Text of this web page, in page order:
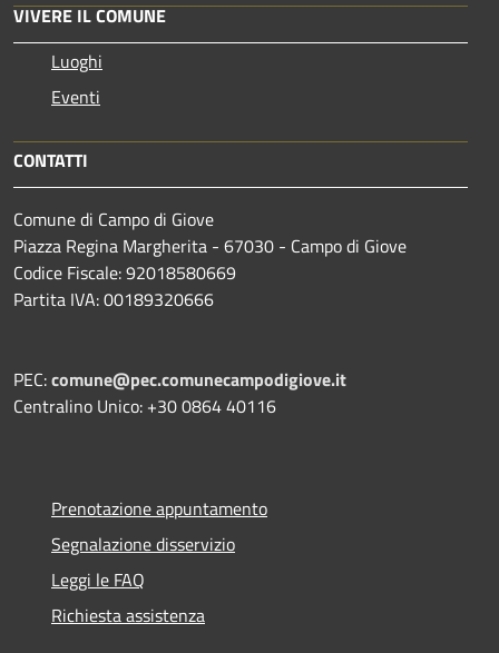
VIVERE IL COMUNE
Luoghi
Eventi
CONTATTI
Comune di Campo di Giove
Piazza Regina Margherita - 67030 - Campo di Giove
Codice Fiscale: 92018580669
Partita IVA: 00189320666
PEC:comune@pec.comunecampodigiove.it
Centralino Unico: +30 0864 40116
Prenotazione appuntamento
Segnalazione disservizio
Leggi le FAQ
Richiesta assistenza